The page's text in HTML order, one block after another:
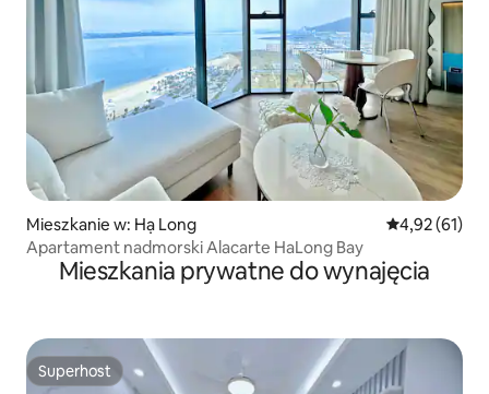
Mieszkanie w: Hạ Long Średnia
4,92 (61)
Apartament nadmorski Alacarte HaLong Bay
Mieszkania prywatne do wynajęcia
Superhost
Superhost